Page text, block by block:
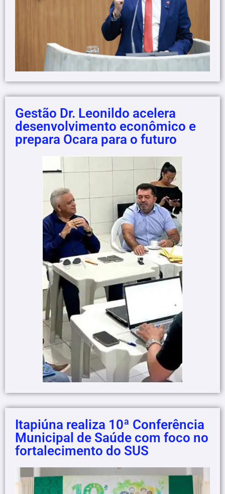
Gestão Dr. Leonildo acelera
desenvolvimento econômico e
prepara Ocara para o futuro
Itapiúna realiza 10ª Conferência
Municipal de Saúde com foco no
fortalecimento do SUS